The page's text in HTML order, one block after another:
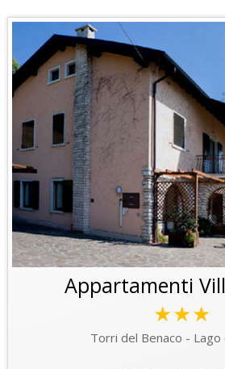
Appartamenti
★★★
Torri del Benaco - Lago